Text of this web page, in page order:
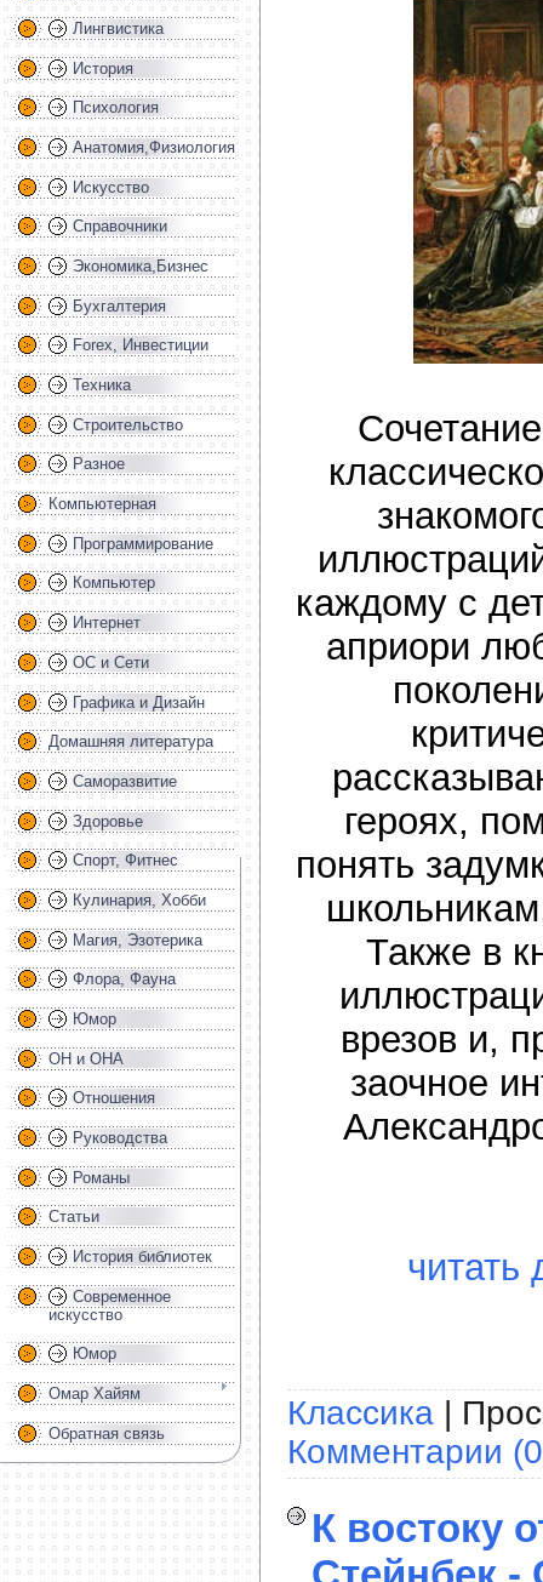
Лингвистика
История
Психология
Анатомия,Физиология
Искусство
Справочники
Экономика,Бизнес
Бухгалтерия
Forex, Инвестиции
Техника
Строительство
Разное
Компьютерная
Программирование
Компьютер
Интернет
ОС и Сети
Графика и Дизайн
Домашняя литература
Саморазвитие
Здоровье
Спорт, Фитнес
Кулинария, Хобби
Магия, Эзотерика
Флора, Фауна
Юмор
ОН и ОНА
Отношения
Руководства
Романы
Статьи
История библиотек
Современное
искусство
Юмор
Омар Хайям
Обратная связь
каждому с
априори
героях,
понять
Также в
врезов и,
заочное
читать
Классика |
Комментарии
К востоку